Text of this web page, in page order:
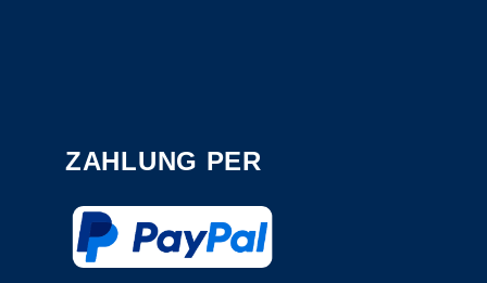
ZAHLUNG PER